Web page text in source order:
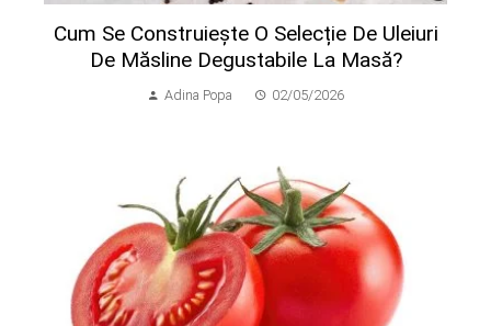
Cum Se Construiește O Selecție De Uleiuri
De Măsline Degustabile La Masă?
Adina Popa 02/05/2026